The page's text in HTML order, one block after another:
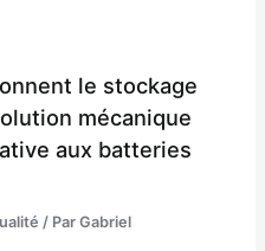
le stockage
mécanique
aux batteries
/ ParGabriel